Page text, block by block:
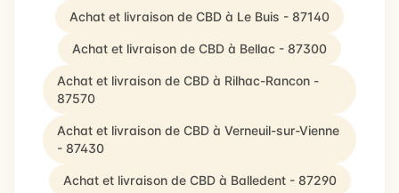
Achat et livraison de CBD à Le Buis - 87140
Achat et livraison de CBD à Bellac - 87300
Achat et livraison de CBD à Rilhac-Rancon -
87570
Achat et livraison de CBD à Verneuil-sur-Vienne
- 87430
Achat et livraison de CBD à Balledent - 87290